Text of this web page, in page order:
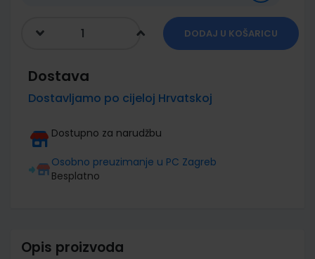
DODAJ U KOŠARICU
Dostava
Dostavljamo po cijeloj Hrvatskoj
Dostupno za narudžbu
Osobno preuzimanje u PC Zagreb
Besplatno
Opis proizvoda